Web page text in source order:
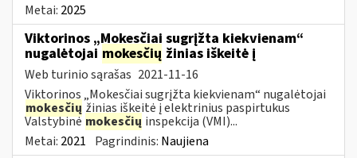
Metai: 2025
Viktorinos „Mokesčiai sugrįžta kiekvienam“
nugalėtojai mokesčių žinias iškeitė į
Web turinio sąrašas 2021-11-16
Viktorinos „Mokesčiai sugrįžta kiekvienam“ nugalėtojai
mokesčių žinias iškeitė į elektrinius paspirtukus
Valstybinė mokesčių inspekcija (VMI)...
Metai: 2021 Pagrindinis: Naujiena